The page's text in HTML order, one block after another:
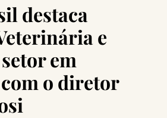
destaca
e
em
o diretor